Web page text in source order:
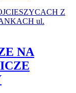
Z
ul.
NA